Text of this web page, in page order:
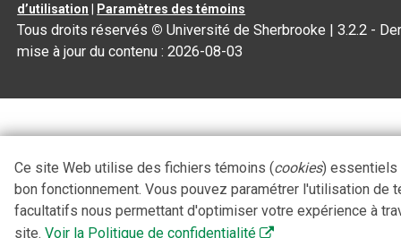
d’utilisation
Paramètres des témoins
Tous droits réservés © Université de Sherbrooke |3.2.2 -
mise à jour du contenu :2026-08-03
Ce site Web utilise des fichiers témoins (cookies) essentiels
bon fonctionnement. Vous pouvez paramétrer l'utilisation de
facultatifs nous permettant d'optimiser votre expérience à
site. Voir la Politique de confidentialité